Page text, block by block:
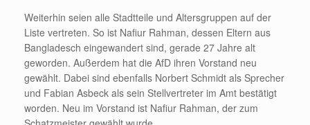
Weiterhin seien alle Stadtteile und Altersgruppen auf der
Liste vertreten. So ist Nafiur Rahman, dessen Eltern aus
Bangladesch eingewandert sind, gerade 27 Jahre alt
geworden. Außerdem hat die AfD ihren Vorstand neu
gewählt. Dabei sind ebenfalls Norbert Schmidt als Sprecher
und Fabian Asbeck als sein Stellvertreter im Amt bestätigt
worden. Neu im Vorstand ist Nafiur Rahman, der zum